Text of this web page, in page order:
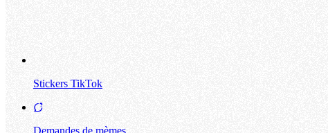
Stickers TikTok
Demandes de mèmes